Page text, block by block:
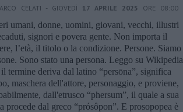
CELATI - GIOVEDÌ 17 APRILE 2025 ORE 08:00
umani, donne, uomini, giovani, vecchi, illustri
signori e povera gente. Non importa il
l’età, il titolo o la condizione. Persone. Siamo
Sono stato una persona. Leggo su Wikipedia
il termine deriva dal latino “persōna”, significa
maschera dell'attore, personaggio, e proviene,
dall'etrusco “phersum”, il quale a sua
procede dal greco “prósôpon”. E prosopopea è